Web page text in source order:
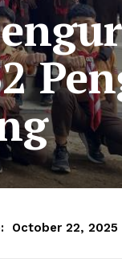
October 22, 2025